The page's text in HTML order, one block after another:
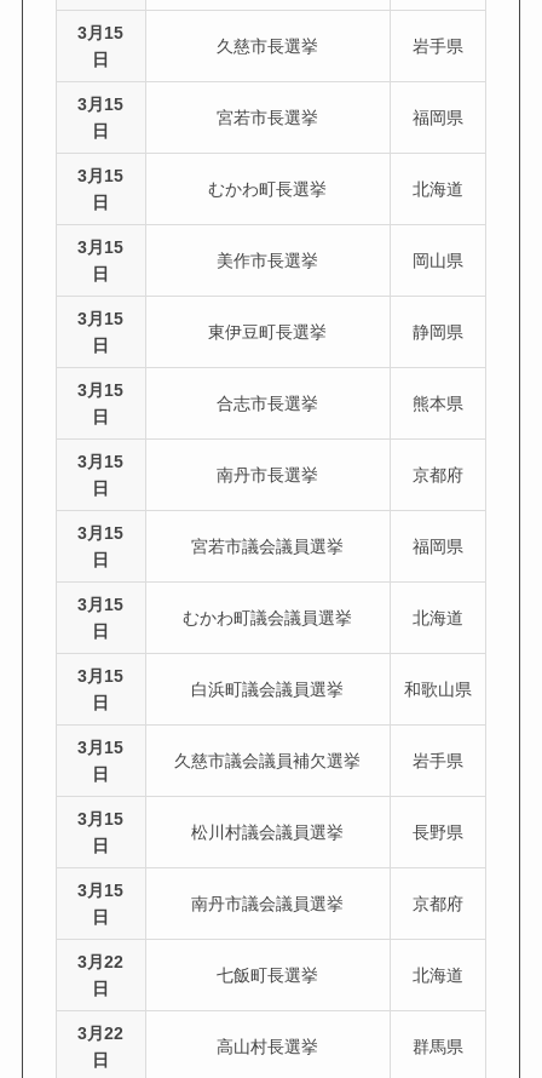
3月15
日
久慈市長選挙 岩手県
3月15
日
宮若市長選挙 福岡県
3月15
日
むかわ町長選挙 北海道
3月15
日
美作市長選挙 岡山県
3月15
日
東伊豆町長選挙 静岡県
3月15
日
合志市長選挙 熊本県
3月15
日
南丹市長選挙 京都府
3月15
日
宮若市議会議員選挙 福岡県
3月15
日
むかわ町議会議員選挙 北海道
3月15
日
白浜町議会議員選挙 和歌山県
3月15
日
久慈市議会議員補欠選挙 岩手県
3月15
日
松川村議会議員選挙 長野県
3月15
日
南丹市議会議員選挙 京都府
3月22
日
七飯町長選挙 北海道
3月22
日
高山村長選挙 群馬県